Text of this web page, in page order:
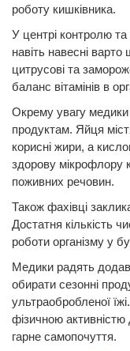
роботу кишківника.
У центрі контролю
навіть навесні
цитрусові та
баланс вітамінів в
Окрему увагу медики
продуктам. Яйця
корисні жири, а
здорову мікрофлору
поживних речовин.
Також фахівці
Достатня кількість
роботи організму у
Медики радять
обирати сезонні
ультраобробленої
фізичною активністю
гарне самопочуття.